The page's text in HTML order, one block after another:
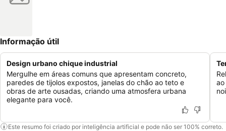
Informação útil
Design urbano chique industrial
Mergulhe em áreas comuns que apresentam concreto,
paredes de tijolos expostos, janelas do chão ao teto e
obras de arte ousadas, criando uma atmosfera urbana
elegante para você.
Este resumo foi criado por inteligência artificial e pode não ser 100% correto.